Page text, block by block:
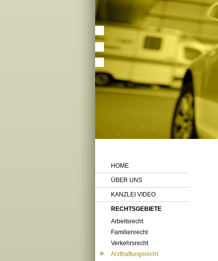
HOME
ÜBER UNS
KANZLEI VIDEO
RECHTSGEBIETE
Arbeitsrecht
Familienrecht
Verkehrsrecht
Arzthaftungsrecht